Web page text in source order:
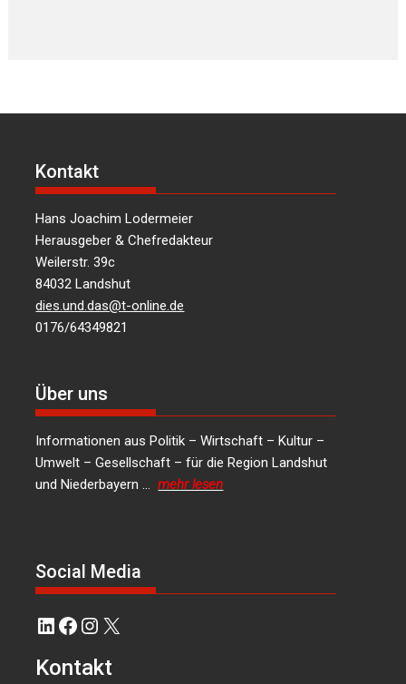
Kontakt
Hans Joachim Lodermeier
Herausgeber & Chefredakteur
Weilerstr. 39c
84032 Landshut
dies.und.das@t-online.de
0176/64349821
Über uns
Informationen aus Politik – Wirtschaft – Kultur –
Umwelt – Gesellschaft – für die Region Landshut
und Niederbayern …mehr lesen
Social Media
LinkedIn
Facebook
Instagram
X
Kontakt